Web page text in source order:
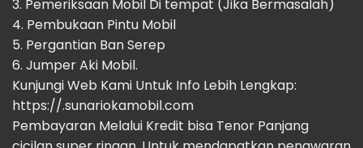
3. Pemeriksaan Mobil Di tempat (Jika Bermasalah)
4. Pembukaan Pintu Mobil
5. Pergantian Ban Serep
6. Jumper Aki Mobil.
Kunjungi Web Kami Untuk Info Lebih Lengkap:
https://.sunariokamobil.com
Pembayaran Melalui Kredit bisa Tenor Panjang